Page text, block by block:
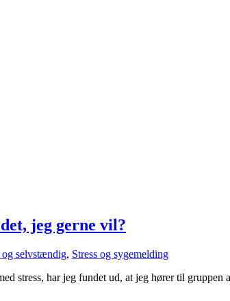
jeg gerne vil?
og selvstændig, Stress og sygemelding
stress, har jeg fundet ud, at jeg hører til gruppen